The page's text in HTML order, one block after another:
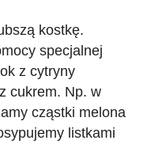
kostkę.
specjalnej
z cytryny
cukrem. Np. w
cząstki melona
listkami